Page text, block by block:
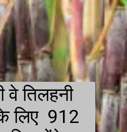
वे तिलहनी
लिए 912